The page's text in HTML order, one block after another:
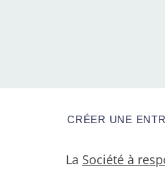
La Société à
CRÉER UNE